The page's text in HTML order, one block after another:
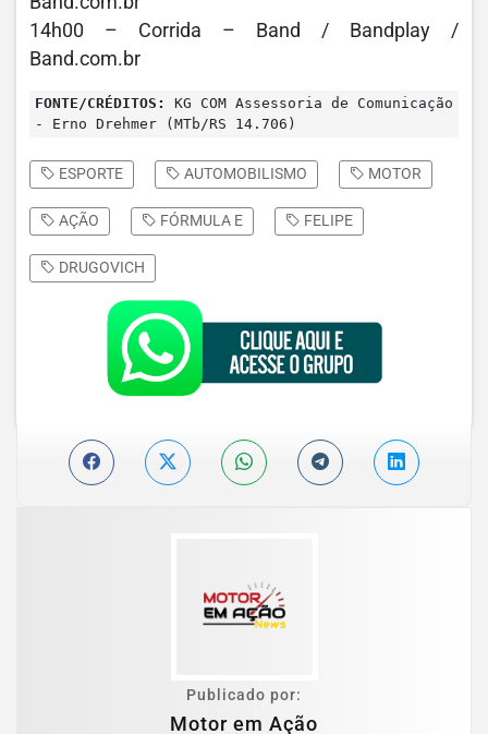
14h00 – Corrida – Band / Bandplay /
Band.com.br
FONTE/CRÉDITOS:
KG COM Assessoria de Comunicação
- Erno Drehmer (MTb/RS 14.706)
ESPORTE AUTOMOBILISMO MOTOR
AÇÃO FÓRMULA E FELIPE
DRUGOVICH
Publicado por:
Motor em Ação